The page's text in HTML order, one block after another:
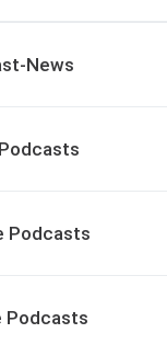
News
Podcasts
Podcasts